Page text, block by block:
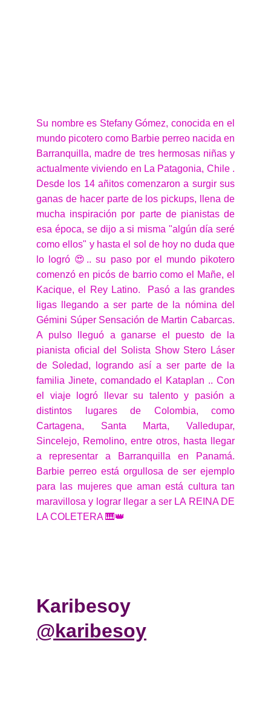
Su nombre es Stefany Gómez, conocida en el
mundo picotero como Barbie perreo nacida en
Barranquilla, madre de tres hermosas niñas y
actualmente viviendo en La Patagonia, Chile .
Desde los 14 añitos comenzaron a surgir sus
ganas de hacer parte de los pickups, llena de
mucha inspiración por parte de pianistas de
esa época, se dijo a si misma "algún día seré
como ellos" y hasta el sol de hoy no duda que
lo logró 😍.. su paso por el mundo pikotero
comenzó en picós de barrio como el Mañe, el
Kacique, el Rey Latino. Pasó a las grandes
ligas llegando a ser parte de la nómina del
Gémini Súper Sensación de Martin Cabarcas.
A pulso lleguó a ganarse el puesto de la
pianista oficial del Solista Show Stero Láser
de Soledad, logrando así a ser parte de la
familia Jinete, comandado el Kataplan .. Con
el viaje logró llevar su talento y pasión a
distintos lugares de Colombia, como
Cartagena, Santa Marta, Valledupar,
Sincelejo, Remolino, entre otros, hasta llegar
a representar a Barranquilla en Panamá.
Barbie perreo está orgullosa de ser ejemplo
para las mujeres que aman está cultura tan
maravillosa y lograr llegar a ser LA REINA DE
LA COLETERA 🎹👑
Karibesoy
@karibesoy